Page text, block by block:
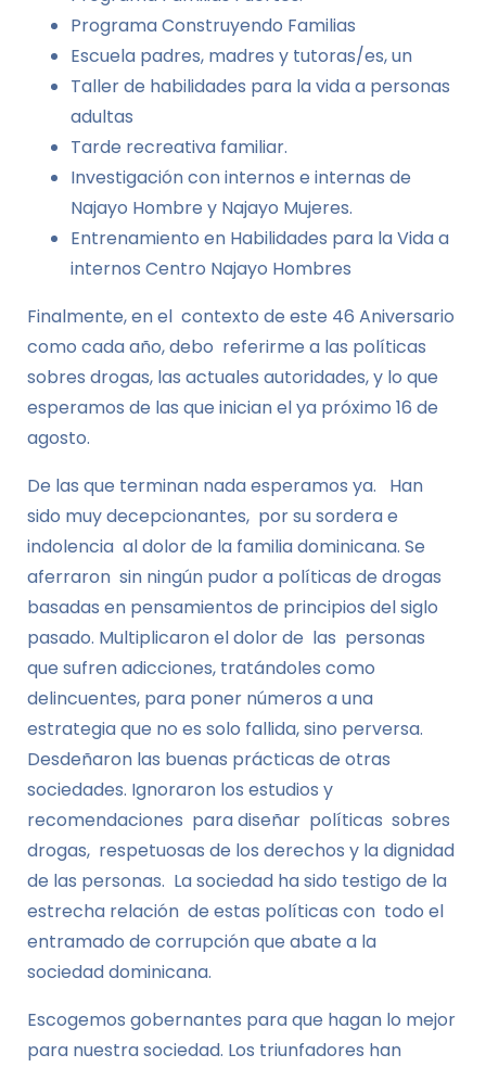
Programa Construyendo Familias
Escuela padres, madres y tutoras/es, un
Taller de habilidades para la vida a personas
adultas
Tarde recreativa familiar.
Investigación con internos e internas de
Najayo Hombre y Najayo Mujeres.
Entrenamiento en Habilidades para la Vida a
internos Centro Najayo Hombres
Finalmente, en el contexto de este 46 Aniversario
como cada año, debo referirme a las políticas
sobres drogas, las actuales autoridades, y lo que
esperamos de las que inician el ya próximo 16 de
agosto.
De las que terminan nada esperamos ya. Han
sido muy decepcionantes, por su sordera e
indolencia al dolor de la familia dominicana. Se
aferraron sin ningún pudor a políticas de drogas
basadas en pensamientos de principios del siglo
pasado. Multiplicaron el dolor de las personas
que sufren adicciones, tratándoles como
delincuentes, para poner números a una
estrategia que no es solo fallida, sino perversa.
Desdeñaron las buenas prácticas de otras
sociedades. Ignoraron los estudios y
recomendaciones para diseñar políticas sobres
drogas, respetuosas de los derechos y la dignidad
de las personas. La sociedad ha sido testigo de la
estrecha relación de estas políticas con todo el
entramado de corrupción que abate a la
sociedad dominicana.
Escogemos gobernantes para que hagan lo mejor
para nuestra sociedad. Los triunfadores han